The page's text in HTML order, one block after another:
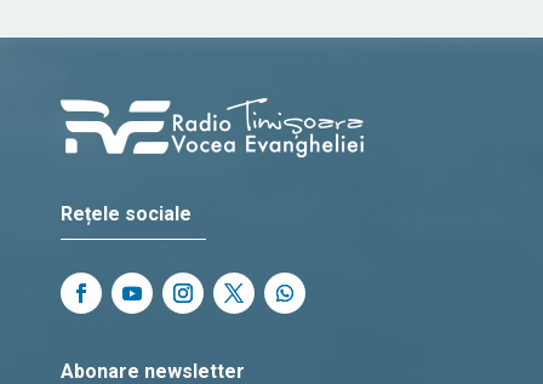
Rețele sociale
Abonare newsletter